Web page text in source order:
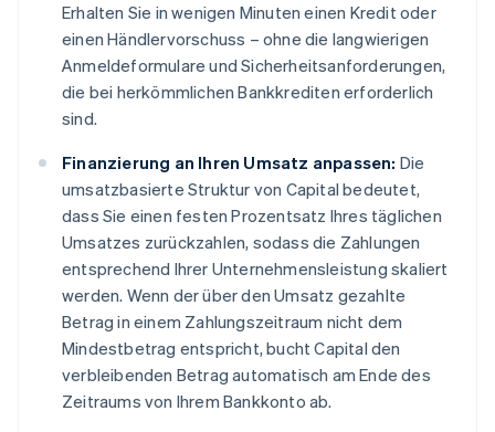
Erhalten Sie in wenigen Minuten einen Kredit oder
einen Händlervorschuss – ohne die langwierigen
Anmeldeformulare und Sicherheitsanforderungen,
die bei herkömmlichen Bankkrediten erforderlich
sind.
Finanzierung an Ihren Umsatz anpassen: Die
umsatzbasierte Struktur von Capital bedeutet,
dass Sie einen festen Prozentsatz Ihres täglichen
Umsatzes zurückzahlen, sodass die Zahlungen
entsprechend Ihrer Unternehmensleistung skaliert
werden. Wenn der über den Umsatz gezahlte
Betrag in einem Zahlungszeitraum nicht dem
Mindestbetrag entspricht, bucht Capital den
verbleibenden Betrag automatisch am Ende des
Zeitraums von Ihrem Bankkonto ab.